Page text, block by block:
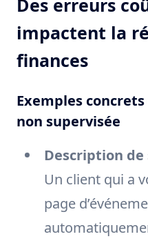
impactent la
finances
Exemples concrets
non supervisée
Description
Un client qui a
page